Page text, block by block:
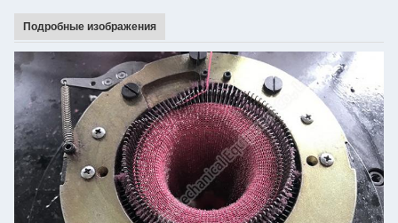
Подробные изображения